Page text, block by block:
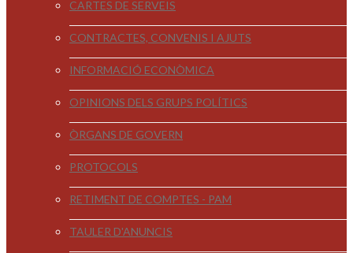
CARTES DE SERVEIS
CONTRACTES, CONVENIS I AJUTS
INFORMACIÓ ECONÒMICA
OPINIONS DELS GRUPS POLÍTICS
ÒRGANS DE GOVERN
PROTOCOLS
RETIMENT DE COMPTES - PAM
TAULER D'ANUNCIS